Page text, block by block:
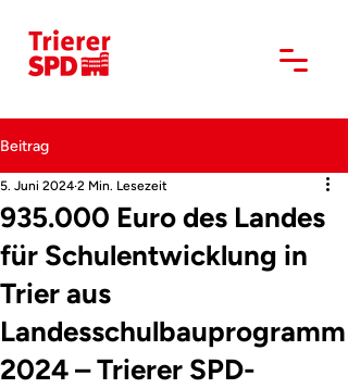
Beitrag
935.000 Euro des Landes
für Schulentwicklung in
Trier aus
Landesschulbauprogramm
2024 – Trierer SPD-
5. Juni 2024 2 Min. Lesezeit